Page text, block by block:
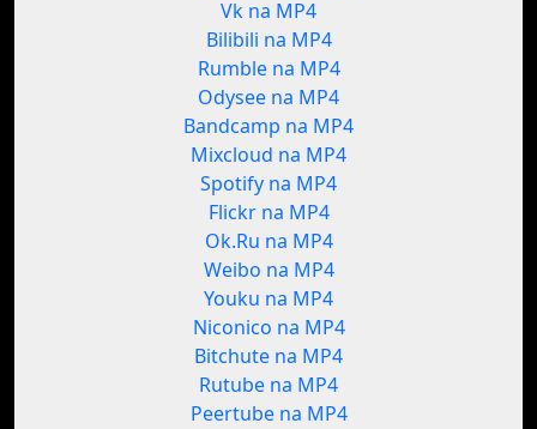
Vk na MP4
Bilibili na MP4
Rumble na MP4
Odysee na MP4
Bandcamp na MP4
Mixcloud na MP4
Spotify na MP4
Flickr na MP4
Ok.Ru na MP4
Weibo na MP4
Youku na MP4
Niconico na MP4
Bitchute na MP4
Rutube na MP4
Peertube na MP4